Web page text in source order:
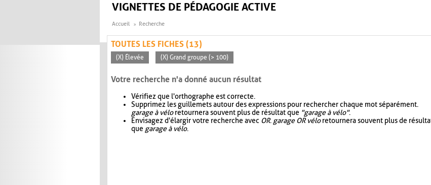
VIGNETTES DE PÉDAGOGIE ACTIVE
Accueil Recherche
TOUTES LES FICHES (13)
(X) Élevée (X) Grand groupe (> 100)
Votre recherche n'a donné aucun résultat
Vérifiez que l'orthographe est correcte.
Supprimez les guillemets autour des expressions pour rechercher chaque mot séparément.
garage à véloretournera souvent plus de résultat que "garage à vélo".
Envisagez d'élargir votre recherche avec OR. garage OR véloretournera souvent plus de
que garage à vélo.